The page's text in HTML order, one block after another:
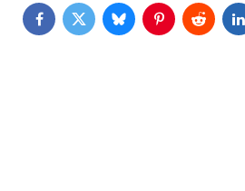
FacebookTwitterBlueskyPinterestReddit